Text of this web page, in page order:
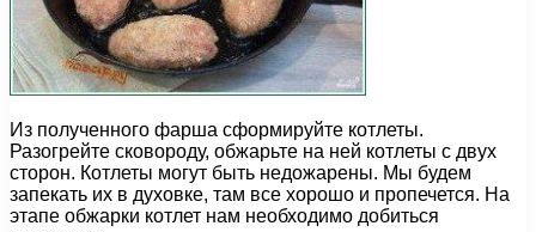
Из полученного фарша сформируйте котлеты.
Разогрейте сковороду, обжарьте на ней котлеты с двух
сторон. Котлеты могут быть недожарены. Мы будем
запекать их в духовке, там все хорошо и пропечется. На
этапе обжарки котлет нам необходимо добиться